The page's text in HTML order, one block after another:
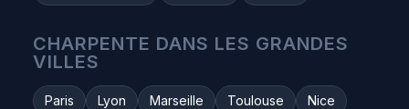
CHARPENTE DANS LES GRANDES
VILLES
Paris Lyon Marseille Toulouse
Nice